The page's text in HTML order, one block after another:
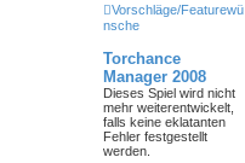
Vorschläge/Featurewü
nsche
Torchance
Manager 2008
Dieses Spiel wird nicht
mehr weiterentwickelt,
falls keine eklatanten
Fehler festgestellt
werden.